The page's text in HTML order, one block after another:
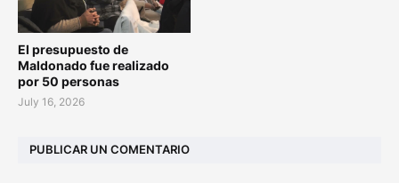
El presupuesto de
Maldonado fue realizado
por 50 personas
July 16, 2026
PUBLICAR UN COMENTARIO